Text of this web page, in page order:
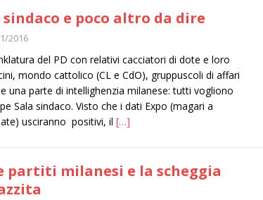
sindaco e poco altro da dire
2016
del PD con relativi cacciatori di dote e loro
mondo cattolico (CL e CdO), gruppuscoli di affari
una parte di intellighenzia milanese: tutti vogliono
Sala sindaco. Visto che i dati Expo (magari a
usciranno positivi, il […]
partiti milanesi e la scheggia